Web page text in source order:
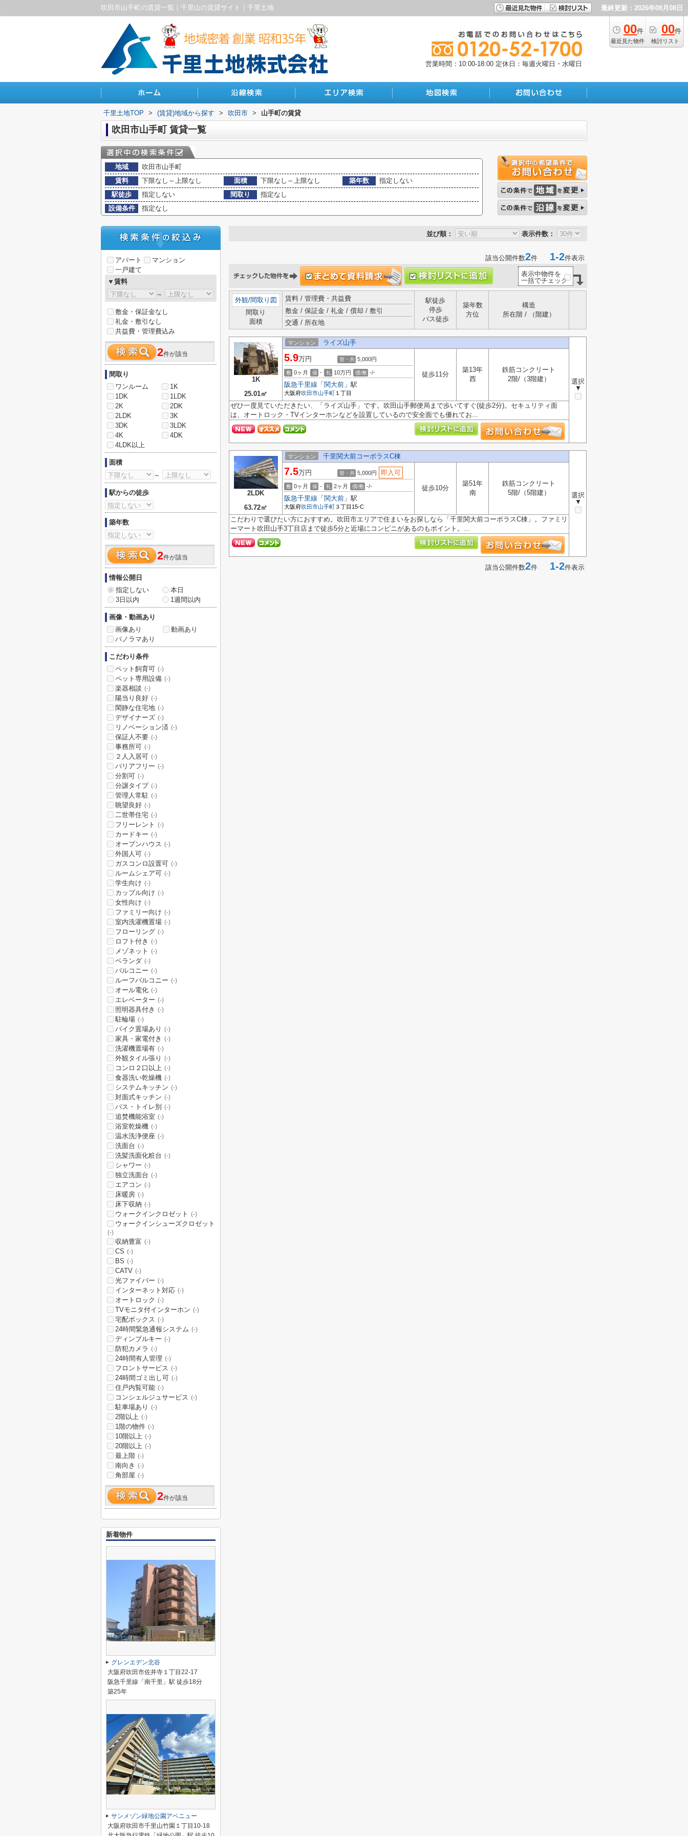
吹田市山手町の賃貸一覧｜千里山の賃貸サイト｜千里土地 最終更新：2026年08月08日
00件
最近見た物件
00件
検討リスト
営業時間：10:00-18:00 定休日：毎週火曜日・水曜日
千里土地TOP > (賃貸)地域から探す > 吹田市 > 山手町の賃貸
吹田市山手町 賃貸一覧
地域
吹田市山手町
賃料
下限なし～上限なし 面積 下限なし～上限なし 築年数
指定しない
駅徒歩
指定しない 間取り
指定なし
設備条件
指定なし
並び順： 表示件数：
該当公開件数2件 1-2件表示
表示中物件を
一括でチェック
外観/間取り図
間取り
面積
賃料 / 管理費・共益費
敷金 / 保証金 / 礼金 / 償却 / 敷引
交通 / 所在地
駅徒歩
停歩
バス徒歩
築年数
方位
構造
所在階 / （階建）
1K
25.01㎡
マンション ライズ山手
選択
▼
5.9万円 管・共 5,000円
敷 0ヶ月 保 - 礼 10万円 償/敷 -/-
阪急千里線 「 関大前 」駅
大阪府吹田市山手町 １丁目
徒歩11分
築13年
西
鉄筋コンクリート
2階/（3階建）
ぜひ一度見ていただきたい、「ライズ山手」です。吹田山手郵便局まで歩いてすぐ(徒歩2分)。セキュリティ面
は、オートロック・TVインターホンなどを設置しているので安全面でも優れてお...
2LDK
63.72㎡
マンション 千里関大前コーポラスC棟
選択
▼
7.5万円 管・共 5,000円 即入可
敷 0ヶ月 保 - 礼 2ヶ月 償/敷 -/-
阪急千里線 「 関大前 」駅
大阪府吹田市山手町３丁目15-C
徒歩10分
築51年
南
鉄筋コンクリート
5階/（5階建）
こだわりで選びたい方におすすめ。吹田市エリアで住まいをお探しなら「千里関大前コーポラスC棟」。ファミリ
ーマート吹田山手3丁目店まで徒歩5分と近場にコンビニがあるのもポイント。...
該当公開件数2件 1-2件表示
アパート
マンション
一戸建て
▼賃料
～
敷金・保証金なし
礼金・敷引なし
共益費・管理費込み
2件が該当
間取り
ワンルーム
1K
1DK
1LDK
2K
2DK
2LDK
3K
3DK
3LDK
4K
4DK
4LDK以上
面積
～
駅からの徒歩
築年数
2件が該当
情報公開日
指定しない
本日
3日以内
1週間以内
画像・動画あり
画像あり
動画あり
パノラマあり
こだわり条件
ペット飼育可 (-)
ペット専用設備 (-)
楽器相談 (-)
陽当り良好 (-)
閑静な住宅地 (-)
デザイナーズ (-)
リノベーション済 (-)
保証人不要 (-)
事務所可 (-)
２人入居可 (-)
バリアフリー (-)
分割可 (-)
分譲タイプ (-)
管理人常駐 (-)
眺望良好 (-)
二世帯住宅 (-)
フリーレント (-)
カードキー (-)
オープンハウス (-)
外国人可 (-)
ガスコンロ設置可 (-)
ルームシェア可 (-)
学生向け (-)
カップル向け (-)
女性向け (-)
ファミリー向け (-)
室内洗濯機置場 (-)
フローリング (-)
ロフト付き (-)
メゾネット (-)
ベランダ (-)
バルコニー (-)
ルーフバルコニー (-)
オール電化 (-)
エレベーター (-)
照明器具付き (-)
駐輪場 (-)
バイク置場あり (-)
家具・家電付き (-)
洗濯機置場有 (-)
外観タイル張り (-)
コンロ２口以上 (-)
食器洗い乾燥機 (-)
システムキッチン (-)
対面式キッチン (-)
バス・トイレ別 (-)
追焚機能浴室 (-)
浴室乾燥機 (-)
温水洗浄便座 (-)
洗面台 (-)
洗髪洗面化粧台 (-)
シャワー (-)
独立洗面台 (-)
エアコン (-)
床暖房 (-)
床下収納 (-)
ウォークインクロゼット (-)
ウォークインシューズクロゼット
(-)
収納豊富 (-)
CS (-)
BS (-)
CATV (-)
光ファイバー (-)
インターネット対応 (-)
オートロック (-)
TVモニタ付インターホン (-)
宅配ボックス (-)
24時間緊急通報システム (-)
ディンプルキー (-)
防犯カメラ (-)
24時間有人管理 (-)
フロントサービス (-)
24時間ゴミ出し可 (-)
住戸内覧可能 (-)
コンシェルジュサービス (-)
駐車場あり (-)
2階以上 (-)
1階の物件 (-)
10階以上 (-)
20階以上 (-)
最上階 (-)
南向き (-)
角部屋 (-)
2件が該当
新着物件
グレンエデン北谷
大阪府吹田市佐井寺１丁目22-17
阪急千里線「南千里」駅 徒歩18分
築25年
サンメゾン緑地公園アベニュー
大阪府吹田市千里山竹園１丁目10-18